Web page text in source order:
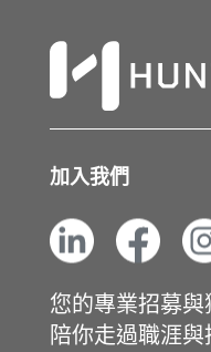
加入我們
您的專業招募
陪你走過職涯